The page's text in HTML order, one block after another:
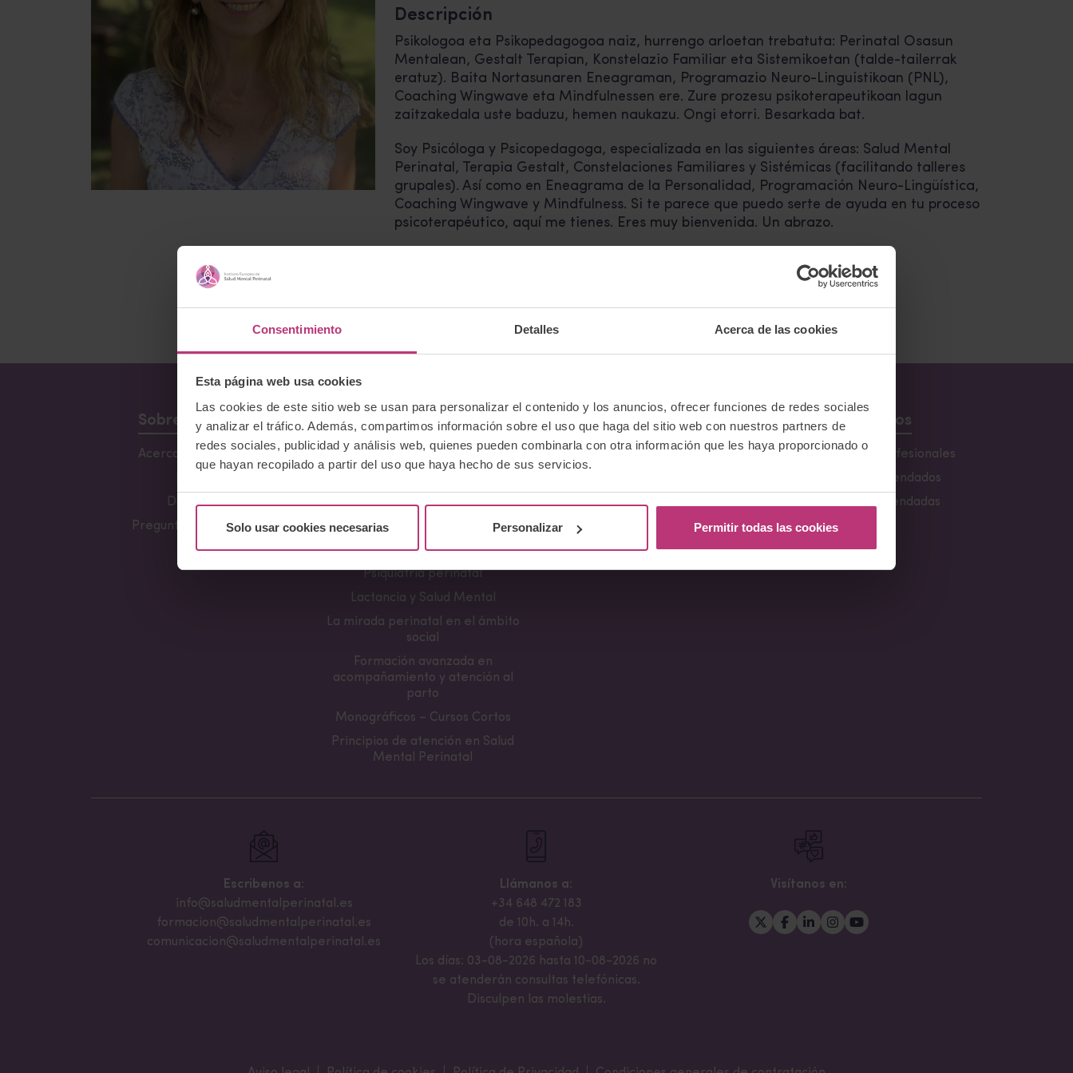
Consentimiento Detalles Acerca de las cookies
Esta página web usa cookies
Las cookies de este sitio web se usan para personalizar el contenido y los anuncios, ofrecer funciones de redes sociales
y analizar el tráfico. Además, compartimos información sobre el uso que haga del sitio web con nuestros partners de
redes sociales, publicidad y análisis web, quienes pueden combinarla con otra información que les haya proporcionado o
que hayan recopilado a partir del uso que haya hecho de sus servicios.
Solo usar cookies necesarias Personalizar Permitir todas las cookies
Descripción
Psikologoa eta Psikopedagogoa naiz, hurrengo arloetan trebatuta: Perinatal Osasun
Mentalean, Gestalt Terapian, Konstelazio Familiar eta Sistemikoetan (talde-tailerrak
eratuz). Baita Nortasunaren Eneagraman, Programazio Neuro-Linguistikoan (PNL),
Coaching Wingwave eta Mindfulnessen ere. Zure prozesu psikoterapeutikoan lagun
zaitzakedala uste baduzu, hemen naukazu. Ongi etorri. Besarkada bat.
Soy Psicóloga y Psicopedagoga, especializada en las siguientes áreas: Salud Mental
Perinatal, Terapia Gestalt, Constelaciones Familiares y Sistémicas (facilitando talleres
grupales). Así como en Eneagrama de la Personalidad, Programación Neuro-Lingüística,
Coaching Wingwave y Mindfulness. Si te parece que puedo serte de ayuda en tu proceso
psicoterapéutico, aquí me tienes. Eres muy bienvenida. Un abrazo.
Sobre Nosotros
Acerca del Instituto
Docentes
Preguntas frecuentes
Cursos
Conferencia Neurociencia de la
Lactancia y aplicaciones clínicas
Fundamentos en Salud Mental
Perinatal
Herramientas de Psicoterapia
Perinatal
Psiquiatría perinatal
Lactancia y Salud Mental
La mirada perinatal en el ámbito
social
Formación avanzada en
acompañamiento y atención al
parto
Monográficos – Cursos Cortos
Principios de atención en Salud
Mental Perinatal
Comunicación
Apariciones en medios
Campañas divulgativas
Recursos
Buscador de profesionales
Libros recomendados
Webs Recomendadas
Escribenos a:
info@saludmentalperinatal.es
formacion@saludmentalperinatal.es
comunicacion@saludmentalperinatal.es
Llámanos a:
+34 648 472 183
de 10h. a 14h.
(hora española)
Los días: 03-08-2026 hasta 10-08-2026 no
se atenderán consultas telefónicas.
Disculpen las molestias.
Visítanos en: